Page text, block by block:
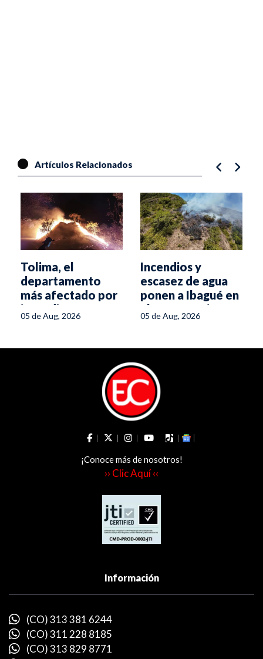
Artículos Relacionados
Tolima, el
departamento
más afectado por
incendios
forestales
05 de Aug, 2026
Incendios y
escasez de agua
ponen a Ibagué en
alerta naranja
05 de Aug, 2026
¡Conoce más de nosotros!
›› Clic Aquí ‹‹
Información
(CO) 313 381 6244
(CO) 311 228 8185
(CO) 313 829 8771